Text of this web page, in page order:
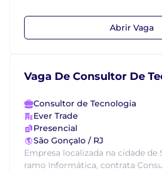
Abrir Vaga
Vaga De Consultor De
Consultor de Tecnologia
Ever Trade
Presencial
São Gonçalo / RJ
Empresa localizada na cidade de
ramo Informática, contrata